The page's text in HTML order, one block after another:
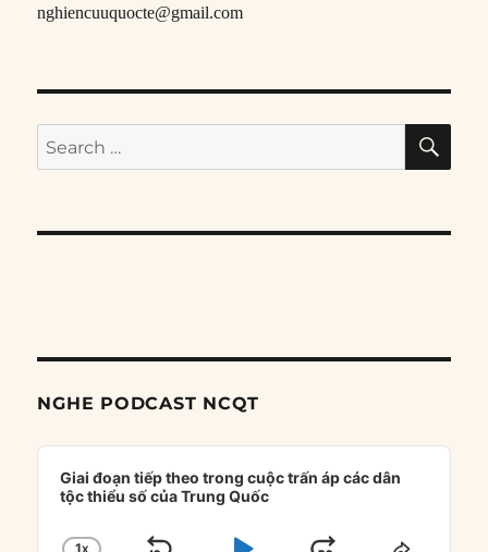
nghiencuuquocte@gmail.com
Search
for:
NGHE PODCAST NCQT
Audio
Player
Giai đoạn tiếp theo trong cuộc trấn áp các dân
tộc thiểu số của Trung Quốc
1